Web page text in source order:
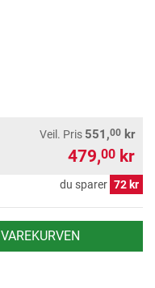
Veil. Pris 551,00 kr
479,00 kr
du sparer 72 kr
I VAREKURVEN